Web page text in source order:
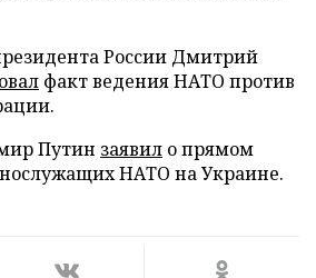
России Дмитрий
факт ведения НАТО против
Путин заявил о прямом
НАТО на Украине.